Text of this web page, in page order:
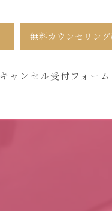
無料カウンセリン
キャンセル受付フォーム